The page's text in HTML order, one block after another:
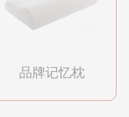
品牌记忆枕